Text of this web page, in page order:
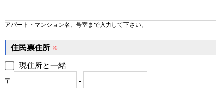
アパート・マンション名、号室まで入力して下さい。
住民票住所 ※
現住所と一緒
〒 -